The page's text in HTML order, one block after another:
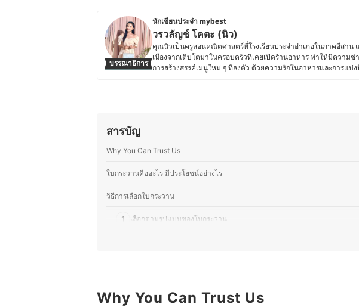
บรรณาธิการ
นักเขียนประจำ mybest
วรวลัญช์ โคตะ (นิว)
คุณนิวเป็นครูสอนคณิตศาสตร์ที่โรงเรียนประจำอำเภอในภาคอีสาน
เนื่องจากเติบโตมาในครอบครัวที่เคยเปิดร้านอาหาร ทำให้มีความ
การสร้างสรรค์เมนูใหม่ ๆ ที่ลงตัว ด้วยความรักในอาหารและการแ
สารบัญ
Why You Can Trust Us
ใบกระวานคืออะไร มีประโยชน์อย่างไร
วิธีการเลือกใบกระวาน
1 เลือกตามรูปแบบของใบกระวาน
บทความที่เกี่ยวข้องกับใบกระวาน
Why You Can Trust Us